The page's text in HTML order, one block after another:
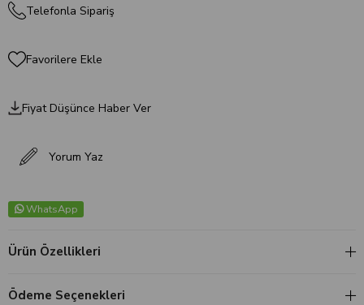
Telefonla Sipariş
Favorilere Ekle
Fiyat Düşünce Haber Ver
Yorum Yaz
WhatsApp
Ürün Özellikleri
Ödeme Seçenekleri